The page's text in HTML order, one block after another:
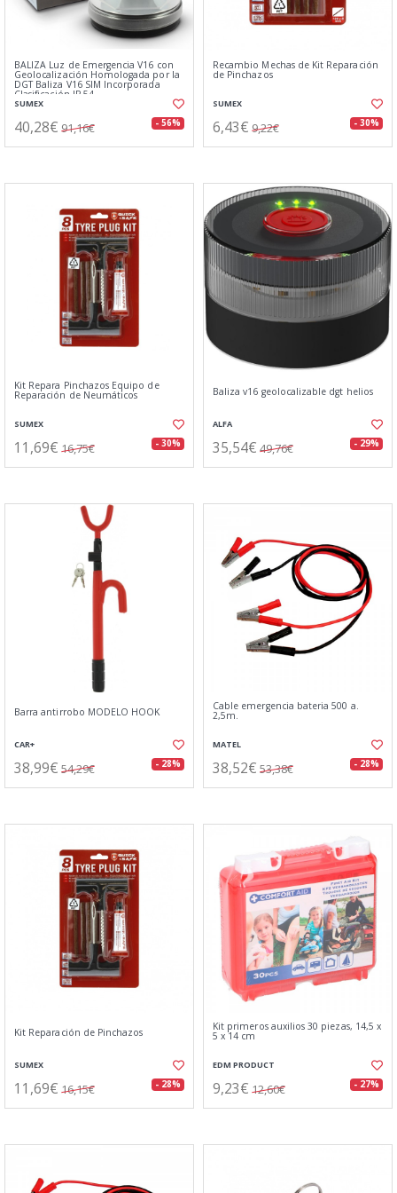
BALIZA Luz de Emergencia V16 con
Geolocalización Homologada por la
DGT Baliza V16 SIM Incorporada
Clasificación IP-54
SUMEX
40,28€ 91,16€ - 56%
Recambio Mechas de Kit Reparación
de Pinchazos
SUMEX
6,43€ 9,22€ - 30%
Kit Repara Pinchazos Equipo de
Reparación de Neumáticos
SUMEX
11,69€ 16,75€ - 30%
Baliza v16 geolocalizable dgt helios
ALFA
35,54€ 49,76€ - 29%
Barra antirrobo MODELO HOOK
CAR+
38,99€ 54,29€ - 28%
Cable emergencia bateria 500 a.
2,5m.
MATEL
38,52€ 53,38€ - 28%
Kit Reparación de Pinchazos
SUMEX
11,69€ 16,15€ - 28%
Kit primeros auxilios 30 piezas, 14,5 x
5 x 14 cm
EDM PRODUCT
9,23€ 12,60€ - 27%